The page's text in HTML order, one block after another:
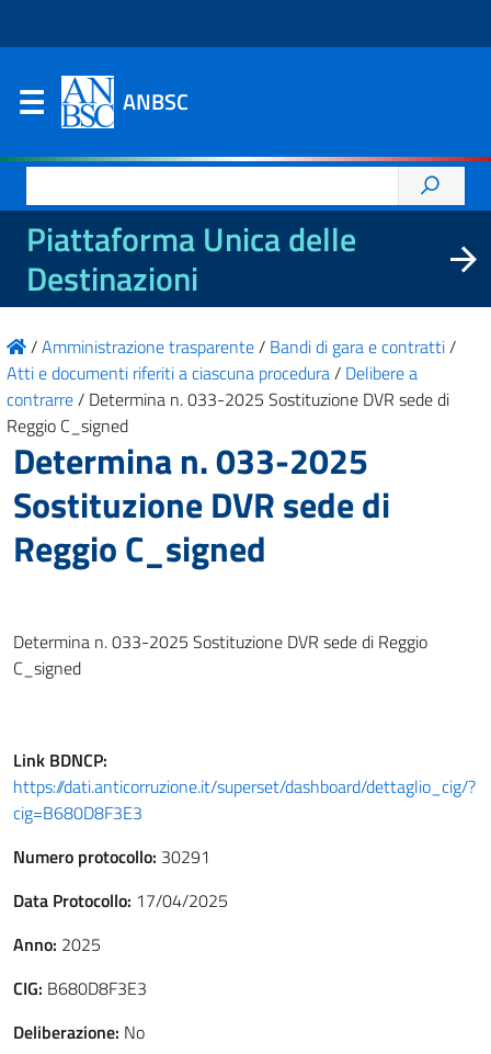
ANBSC
per:
Piattaforma Unica delle
Destinazioni
/Amministrazione trasparente/ Bandi di gara e contratti/
Atti e documenti riferiti a ciascuna procedura/ Delibere a
contrarre/ Determina n. 033-2025 Sostituzione DVR sede di
Reggio C_signed
Determina n. 033-2025
Sostituzione DVR sede di
Reggio C_signed
Determina n. 033-2025 Sostituzione DVR sede di Reggio
C_signed
Link BDNCP:
https://dati.anticorruzione.it/superset/dashboard/dettaglio_cig/?
cig=B680D8F3E3
Numero protocollo: 30291
Data Protocollo: 17/04/2025
Anno: 2025
CIG: B680D8F3E3
Deliberazione: No